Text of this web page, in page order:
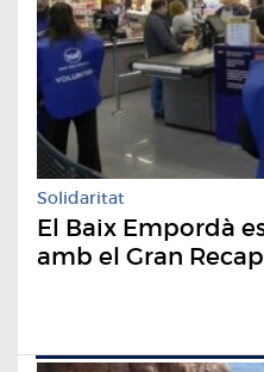
Solidaritat
El Baix Empordà
amb el Gran